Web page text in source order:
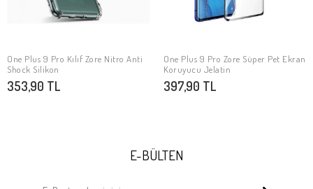
SEPETE EKLE
One Plus 9 Pro Kılıf Zore Nitro Anti
Shock Silikon
353,90 TL
SEPETE EKLE
One Plus 9 Pro Zore Süper Pet Ekran
Koruyucu Jelatin
397,90 TL
E-BÜLTEN